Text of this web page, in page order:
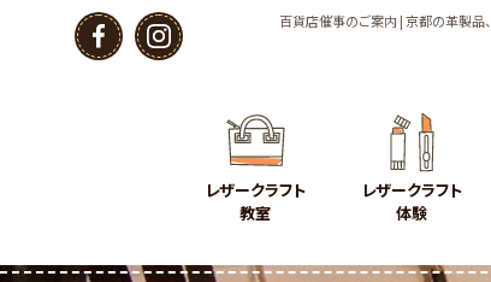
百貨店催事のご案内 | 京都の革製品、
レザークラフト
教室
レザークラフト
体験